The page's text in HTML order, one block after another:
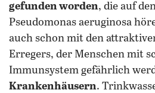
gefunden worden, die auf
Pseudomonas aeruginosa
auch schon mit den
Erregers, der Menschen mit
Immunsystem gefährlich
Krankenhäusern.